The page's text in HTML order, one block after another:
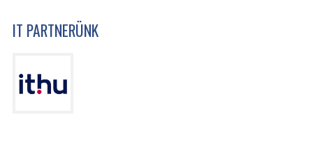
IT PARTNERÜNK